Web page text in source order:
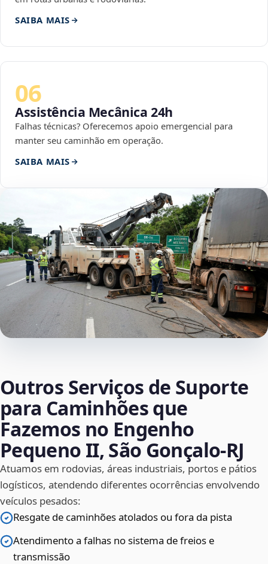
SAIBA MAIS
06
Assistência Mecânica 24h
Falhas técnicas? Oferecemos apoio emergencial para
manter seu caminhão em operação.
SAIBA MAIS
Outros Serviços de Suporte
para Caminhões que
Fazemos no Engenho
Pequeno II, São Gonçalo‑RJ
Atuamos em rodovias, áreas industriais, portos e pátios
logísticos, atendendo diferentes ocorrências envolvendo
veículos pesados:
Resgate de caminhões atolados ou fora da pista
Atendimento a falhas no sistema de freios e
transmissão